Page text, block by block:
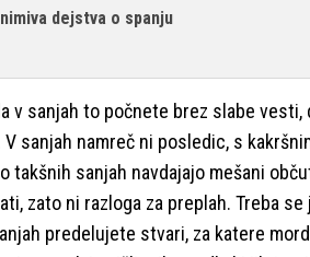
dejstva o spanju
v sanjah to počnete brez slabe
sanjah namreč ni posledic, s
takšnih sanjah navdajajo mešani
zato ni razloga za preplah. Treba
predelujete stvari, za katere